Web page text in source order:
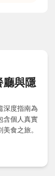
廳與隱
深度指南為
含個人真實
食之旅。